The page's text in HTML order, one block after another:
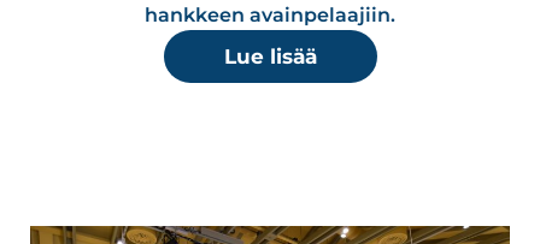
hankkeen avainpelaajiin.
Lue lisää